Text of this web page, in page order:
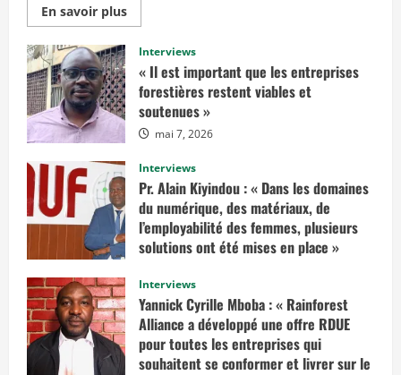
En savoir plusE
n
Interviews
« Il est important que les entreprises
forestières restent viables et
soutenues »
mai 7, 2026
Interviews
Pr. Alain Kiyindou : « Dans les domaines
du numérique, des matériaux, de
l’employabilité des femmes, plusieurs
solutions ont été mises en place »
Interviews
Yannick Cyrille Mboba : « Rainforest
Alliance a développé une offre RDUE
pour toutes les entreprises qui
souhaitent se conformer et livrer sur le